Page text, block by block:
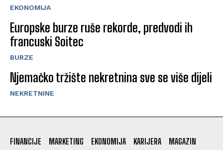
EKONOMIJA
Europske burze ruše rekorde, predvodi ih
francuski Soitec
BURZE
Njemačko tržište nekretnina sve se više dijeli
NEKRETNINE
FINANCIJE MARKETING EKONOMIJA KARIJERA
MAGAZIN